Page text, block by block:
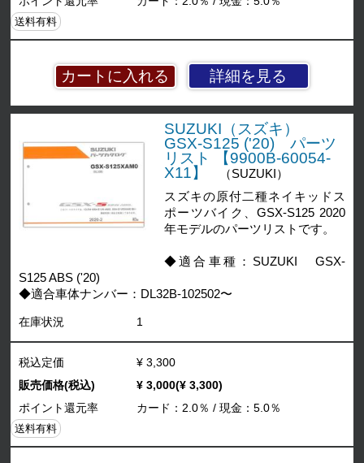
詳細を見る
送料有料
SUZUKI（スズキ）
GSX-S125 ('20) パーツ
リスト 【9900B-60054-
X11】
（SUZUKI）
スズキの原付二種ネイキッドス
ポーツバイク、GSX-S125 2020
年モデルのパーツリストです。
◆適合車種：SUZUKI GSX-
S125 ABS ('20)
◆適合車体ナンバー：DL32B-102502〜
在庫状況 1
税込定価
¥ 3,300
販売価格(税込)
¥ 3,000(¥ 3,300)
ポイント還元率
カード：2.0％ / 現金：5.0％
送料有料